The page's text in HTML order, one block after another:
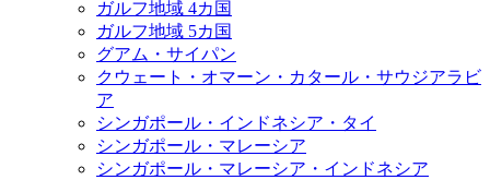
ガルフ地域 4カ国
ガルフ地域 5カ国
グアム・サイパン
クウェート・オマーン・カタール・サウジアラビ
ア
シンガポール・インドネシア・タイ
シンガポール・マレーシア
シンガポール・マレーシア・インドネシア